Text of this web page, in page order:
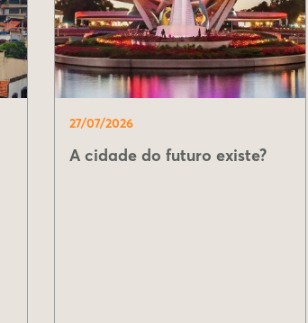
27/07/2026
A cidade do futuro existe?